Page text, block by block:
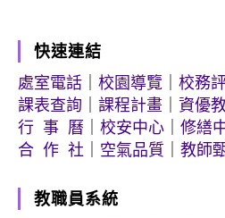
快速連結
處室電話
校園導覽
校務
課表查詢
課程計畫
資優
行 事 曆
校安中心
修繕
合 作 社
空氣品質 教師
教職員系統